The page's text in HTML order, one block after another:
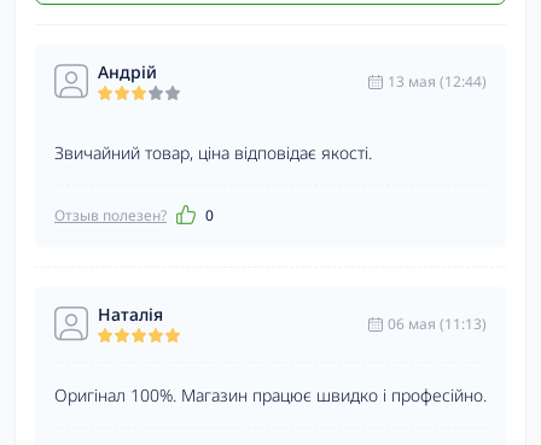
Андрій 13 мая (12:44)
Звичайний товар, ціна відповідає якості.
Отзыв полезен? 0
Наталія 06 мая (11:13)
Оригінал 100%. Магазин працює швидко і професійно.